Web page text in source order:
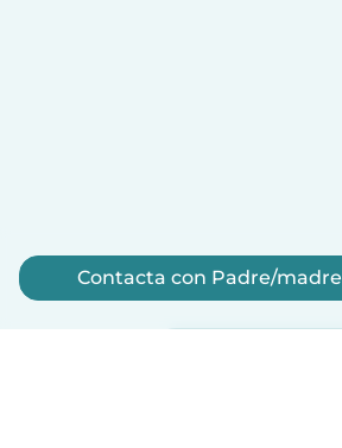
Contacta con Padre/madre